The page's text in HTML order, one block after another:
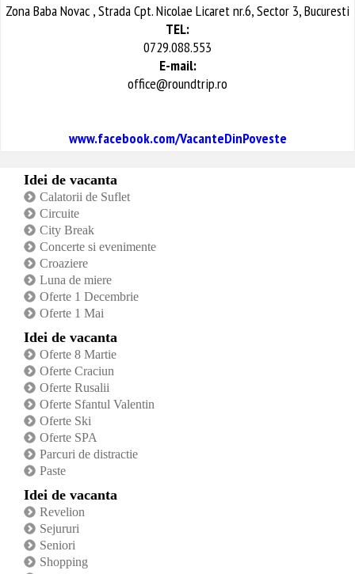
Zona Baba Novac , Strada Cpt. Nicolae Licaret nr.6, Sector 3, Bucuresti
TEL:
0729.088.553
E-mail:
office@roundtrip.ro
www.facebook.com/VacanteDinPoveste
Idei de vacanta
Calatorii de Suflet
Circuite
City Break
Concerte si evenimente
Croaziere
Luna de miere
Oferte 1 Decembrie
Oferte 1 Mai
Idei de vacanta
Oferte 8 Martie
Oferte Craciun
Oferte Rusalii
Oferte Sfantul Valentin
Oferte Ski
Oferte SPA
Parcuri de distractie
Paste
Idei de vacanta
Revelion
Sejururi
Seniori
Shopping